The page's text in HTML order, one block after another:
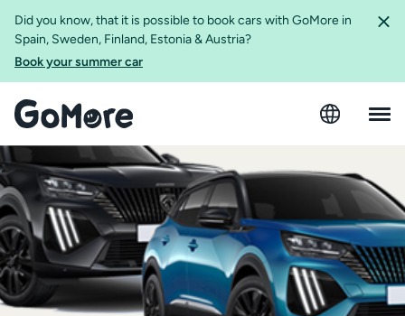
Did you know, that it is possible to book cars with GoMore in
Spain, Sweden, Finland, Estonia & Austria?
Book your summer car